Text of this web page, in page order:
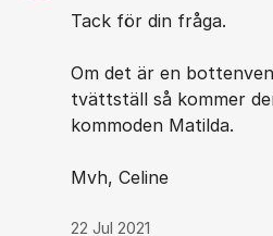
Tack för din fråga.
Om det är en
tvättställ så kommer
kommoden Matilda.
Mvh, Celine
22 Jul 2021